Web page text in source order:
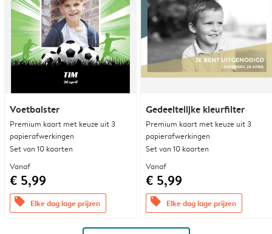
Voetbalster
Premium kaart met keuze uit 3
papierafwerkingen
Set van 10 kaarten
Vanaf
€ 5,99
offers Elke dag lage prijzen
Gedeeltelijke kleurfilter
Premium kaart met keuze uit 3
papierafwerkingen
Set van 10 kaarten
Vanaf
€ 5,99
offers Elke dag lage prijzen